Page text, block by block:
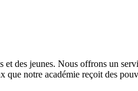
des jeunes. Nous offrons un
que notre académie reçoit des